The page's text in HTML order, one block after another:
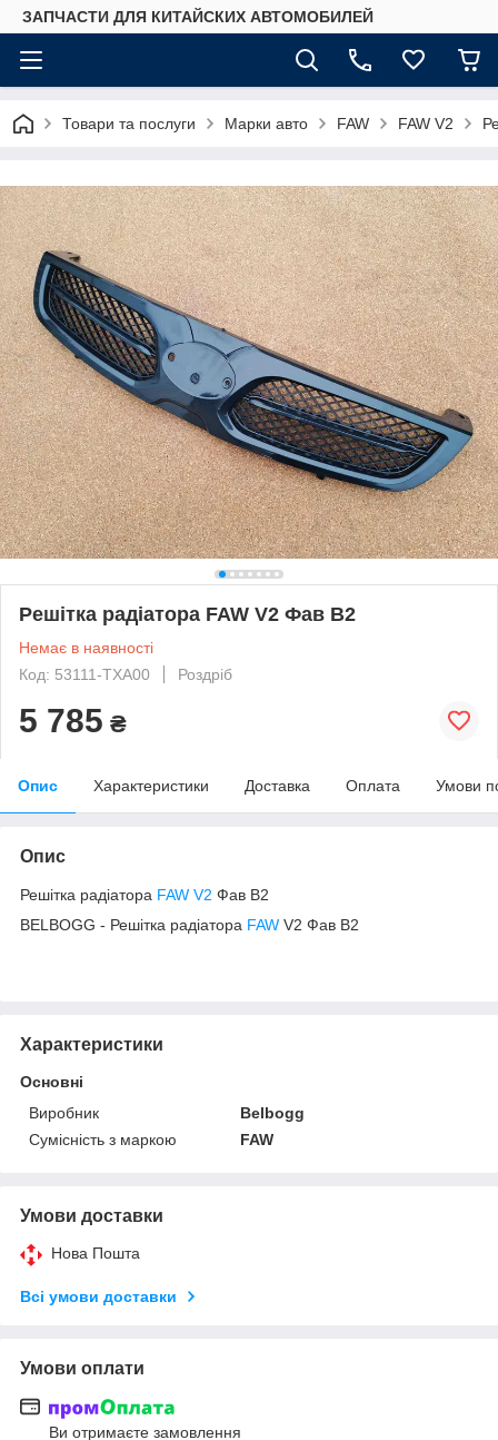
ЗАПЧАСТИ ДЛЯ КИТАЙСКИХ АВТОМОБИЛЕЙ
Товари та послуги Марки авто FAW FAW V2
Решітка радіатора FAW V2 Фав В2
Немає в наявності
Код: 53111-TXA00
Роздріб
5 785 ₴
Опис Характеристики Доставка Оплата Умови
Опис
Решітка радіатора FAW V2 Фав В2
BELBOGG - Решітка радіатора FAW V2 Фав В2
Характеристики
Основні
Виробник
Belbogg
Сумісність з маркою
FAW
Умови доставки
Нова Пошта
Всі умови доставки
Умови оплати
Ви отримаєте замовлення